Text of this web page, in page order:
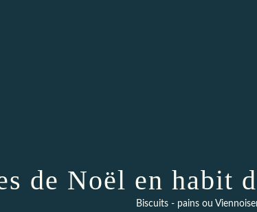
de Noël en habit
Biscuits - pains ou